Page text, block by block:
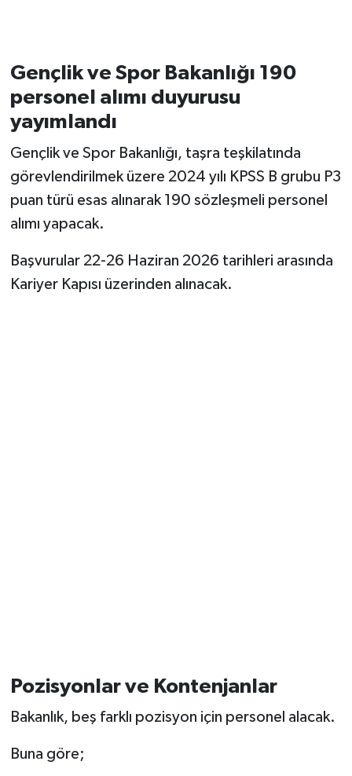
Gençlik ve Spor Bakanlığı 190
personel alımı duyurusu
yayımlandı
Gençlik ve Spor Bakanlığı, taşra teşkilatında
görevlendirilmek üzere 2024 yılı KPSS B grubu P3
puan türü esas alınarak 190 sözleşmeli personel
alımı yapacak.
Başvurular 22-26 Haziran 2026 tarihleri arasında
Kariyer Kapısı üzerinden alınacak.
Pozisyonlar ve Kontenjanlar
Bakanlık, beş farklı pozisyon için personel alacak.
Buna göre;